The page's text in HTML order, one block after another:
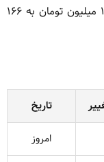
این سکه امروز با افزایش ۳.۹ درصدی، از ۱۶۰ میلیون تومان به ۱۶۶
تاریخ
امروز